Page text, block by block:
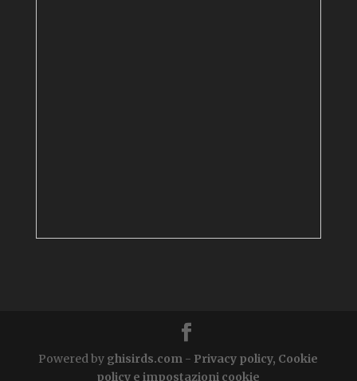
Powered by ghisirds.com - Privacy policy, Cookie
policy e impostazioni cookie